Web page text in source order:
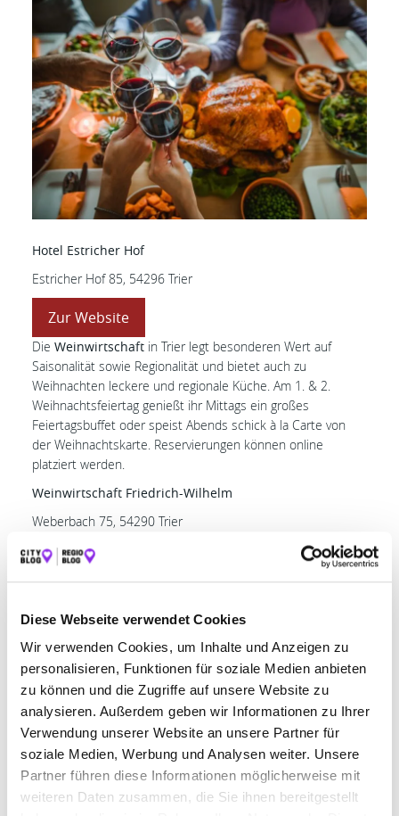
Diese Webseite verwendet Cookies
Wir verwenden Cookies, um Inhalte und Anzeigen zu
personalisieren, Funktionen für soziale Medien anbieten
zu können und die Zugriffe auf unsere Website zu
analysieren. Außerdem geben wir Informationen zu Ihrer
Verwendung unserer Website an unsere Partner für
soziale Medien, Werbung und Analysen weiter. Unsere
Partner führen diese Informationen möglicherweise mit
weiteren Daten zusammen, die Sie ihnen bereitgestellt
Hotel Estricher Hof
Estricher Hof 85, 54296 Trier
Zur Website
Die Weinwirtschaft in Trier legt besonderen Wert auf
Saisonalität sowie Regionalität und bietet auch zu
Weihnachten leckere und regionale Küche. Am 1. & 2.
Weihnachtsfeiertag genießt ihr Mittags ein großes
Feiertagsbuffet oder speist Abends schick à la Carte von
der Weihnachtskarte. Reservierungen können online
platziert werden.
Weinwirtschaft Friedrich-Wilhelm
Weberbach 75, 54290 Trier
Zur Website
inkl. Aperitif, Tischweinen und Digestif an. Kleine Gäste
wählen von der Kinderkarte und auch für vegetarische
Alternativen ist gesorgt, was das Weihnachtsmenü zur
perfekten Familienfeier macht. Tickets können ab sofort an
der Rezeption des Hotels erworben werden. Alle weiteren
Infos findet ihr auf der Website.
Hotel Eurener Hof
Eurener Str. 171, 54294 Trier